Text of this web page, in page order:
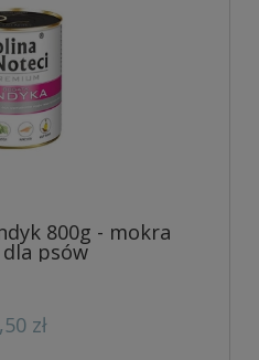
800g - mokra
psów
zł